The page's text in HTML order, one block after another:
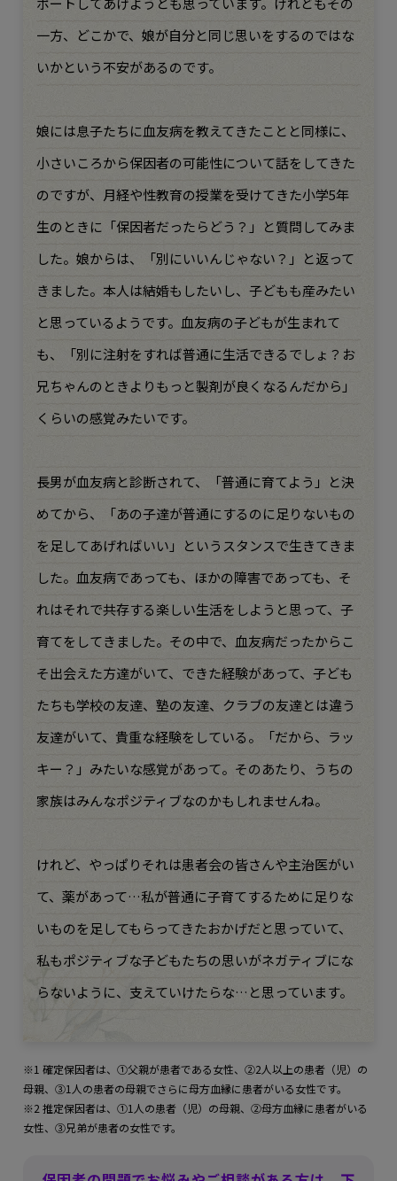
一方、どこかで、娘が自分と同じ思いをするのではな
いかという不安があるのです。
娘には息子たちに血友病を教えてきたことと同様に、
小さいころから保因者の可能性について話をしてきた
のですが、月経や性教育の授業を受けてきた小学5年
生のときに「保因者だったらどう？」と質問してみま
した。娘からは、「別にいいんじゃない？」と返って
きました。本人は結婚もしたいし、子どもも産みたい
と思っているようです。血友病の子どもが生まれて
も、「別に注射をすれば普通に生活できるでしょ？お
兄ちゃんのときよりもっと製剤が良くなるんだから」
くらいの感覚みたいです。
長男が血友病と診断されて、「普通に育てよう」と決
めてから、「あの子達が普通にするのに足りないもの
を足してあげればいい」というスタンスで生きてきま
した。血友病であっても、ほかの障害であっても、そ
れはそれで共存する楽しい生活をしようと思って、子
育てをしてきました。その中で、血友病だったからこ
そ出会えた方達がいて、できた経験があって、子ども
たちも学校の友達、塾の友達、クラブの友達とは違う
友達がいて、貴重な経験をしている。「だから、ラッ
キー？」みたいな感覚があって。そのあたり、うちの
家族はみんなポジティブなのかもしれませんね。
けれど、やっぱりそれは患者会の皆さんや主治医がい
て、薬があって…私が普通に子育てするために足りな
いものを足してもらってきたおかげだと思っていて、
私もポジティブな子どもたちの思いがネガティブにな
らないように、支えていけたらな…と思っています。
※1 確定保因者は、①父親が患者である女性、②2人以上の患者（児）の
母親、③1人の患者の母親でさらに母方血縁に患者がいる女性です。
※2 推定保因者は、①1人の患者（児）の母親、②母方血縁に患者がいる
女性、③兄弟が患者の女性です。